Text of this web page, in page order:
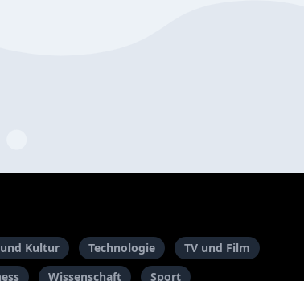
Kultur Technologie
TV und Film
Wissenschaft Sport